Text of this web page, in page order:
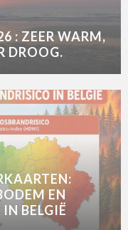
: ZEER WARM,
DROOG.
EN
BELGIË